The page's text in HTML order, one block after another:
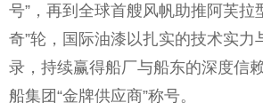
号”，再到全球首艘风帆助推阿芙拉
奇”轮，国际油漆以扎实的技术实力
录，持续赢得船厂与船东的深度信
船集团“金牌供应商”称号。